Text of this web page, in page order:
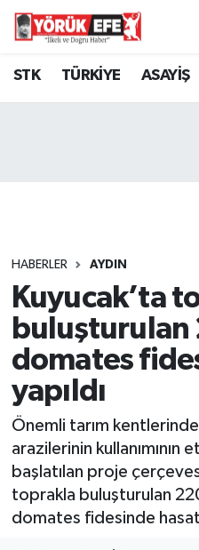
STK TÜRKİYE ASAYİŞ
HABERLER AYDIN
Kuyucak’ta
buluşturulan
domates
yapıldı
Önemli tarım
arazilerinin kullanımının
başlatılan proje
toprakla buluşturulan
domates fidesinde hasat
Aydın Nöbetçi
Tüm Manşetler
Son Dakika Haberleri
Haber Arşivi